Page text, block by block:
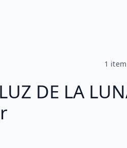
1 item
DE LA